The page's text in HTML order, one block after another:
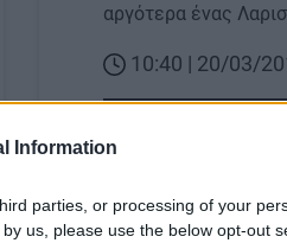
Information
parties, or processing of your
us, please use the below opt-out
αργότερα ένας
10:40 | 20/03/